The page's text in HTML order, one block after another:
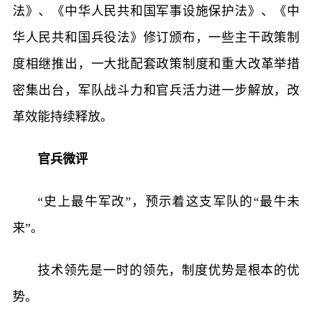
法》、《中华人民共和国军事设施保护法》、《中
华人民共和国兵役法》修订颁布，一些主干政策制
度相继推出，一大批配套政策制度和重大改革举措
密集出台，军队战斗力和官兵活力进一步解放，改
革效能持续释放。
官兵微评
“史上最牛军改”，预示着这支军队的“最牛未
来”。
技术领先是一时的领先，制度优势是根本的优
势。